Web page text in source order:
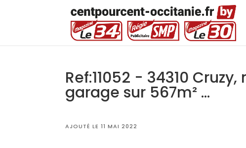
Ref:11052 - 34310
garage sur 567m² ...
AJOUTÉ LE 11 MAI 2022